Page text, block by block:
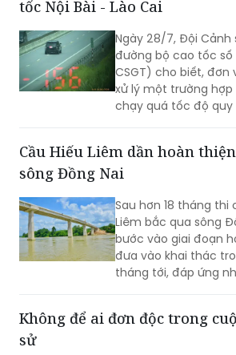
đường bộ cao tốc số
CSGT) cho biết, đơn
xử lý một trường hợp
chạy quá tốc độ quy
Nội Bài - Lào Cai.
Cầu Hiếu Liêm dần hoàn
Sau hơn 18 tháng thi
Liêm bắc qua sông
bước vào giai đoạn
đưa vào khai thác
tháng tới, đáp ứng
chuyển thiết bị phục
điện Trị An.
Không để ai đơn độc trong
(PLVN) - Tại xã